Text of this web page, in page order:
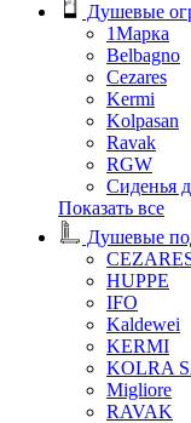
Душевые
1Марка
Belbagno
Cezares
Kermi
Kolpasan
Ravak
RGW
Сиденья
Показать все
Душевые
HUPPE
IFO
Kaldewei
KERMI
KOLRA
Migliore
RAVAK